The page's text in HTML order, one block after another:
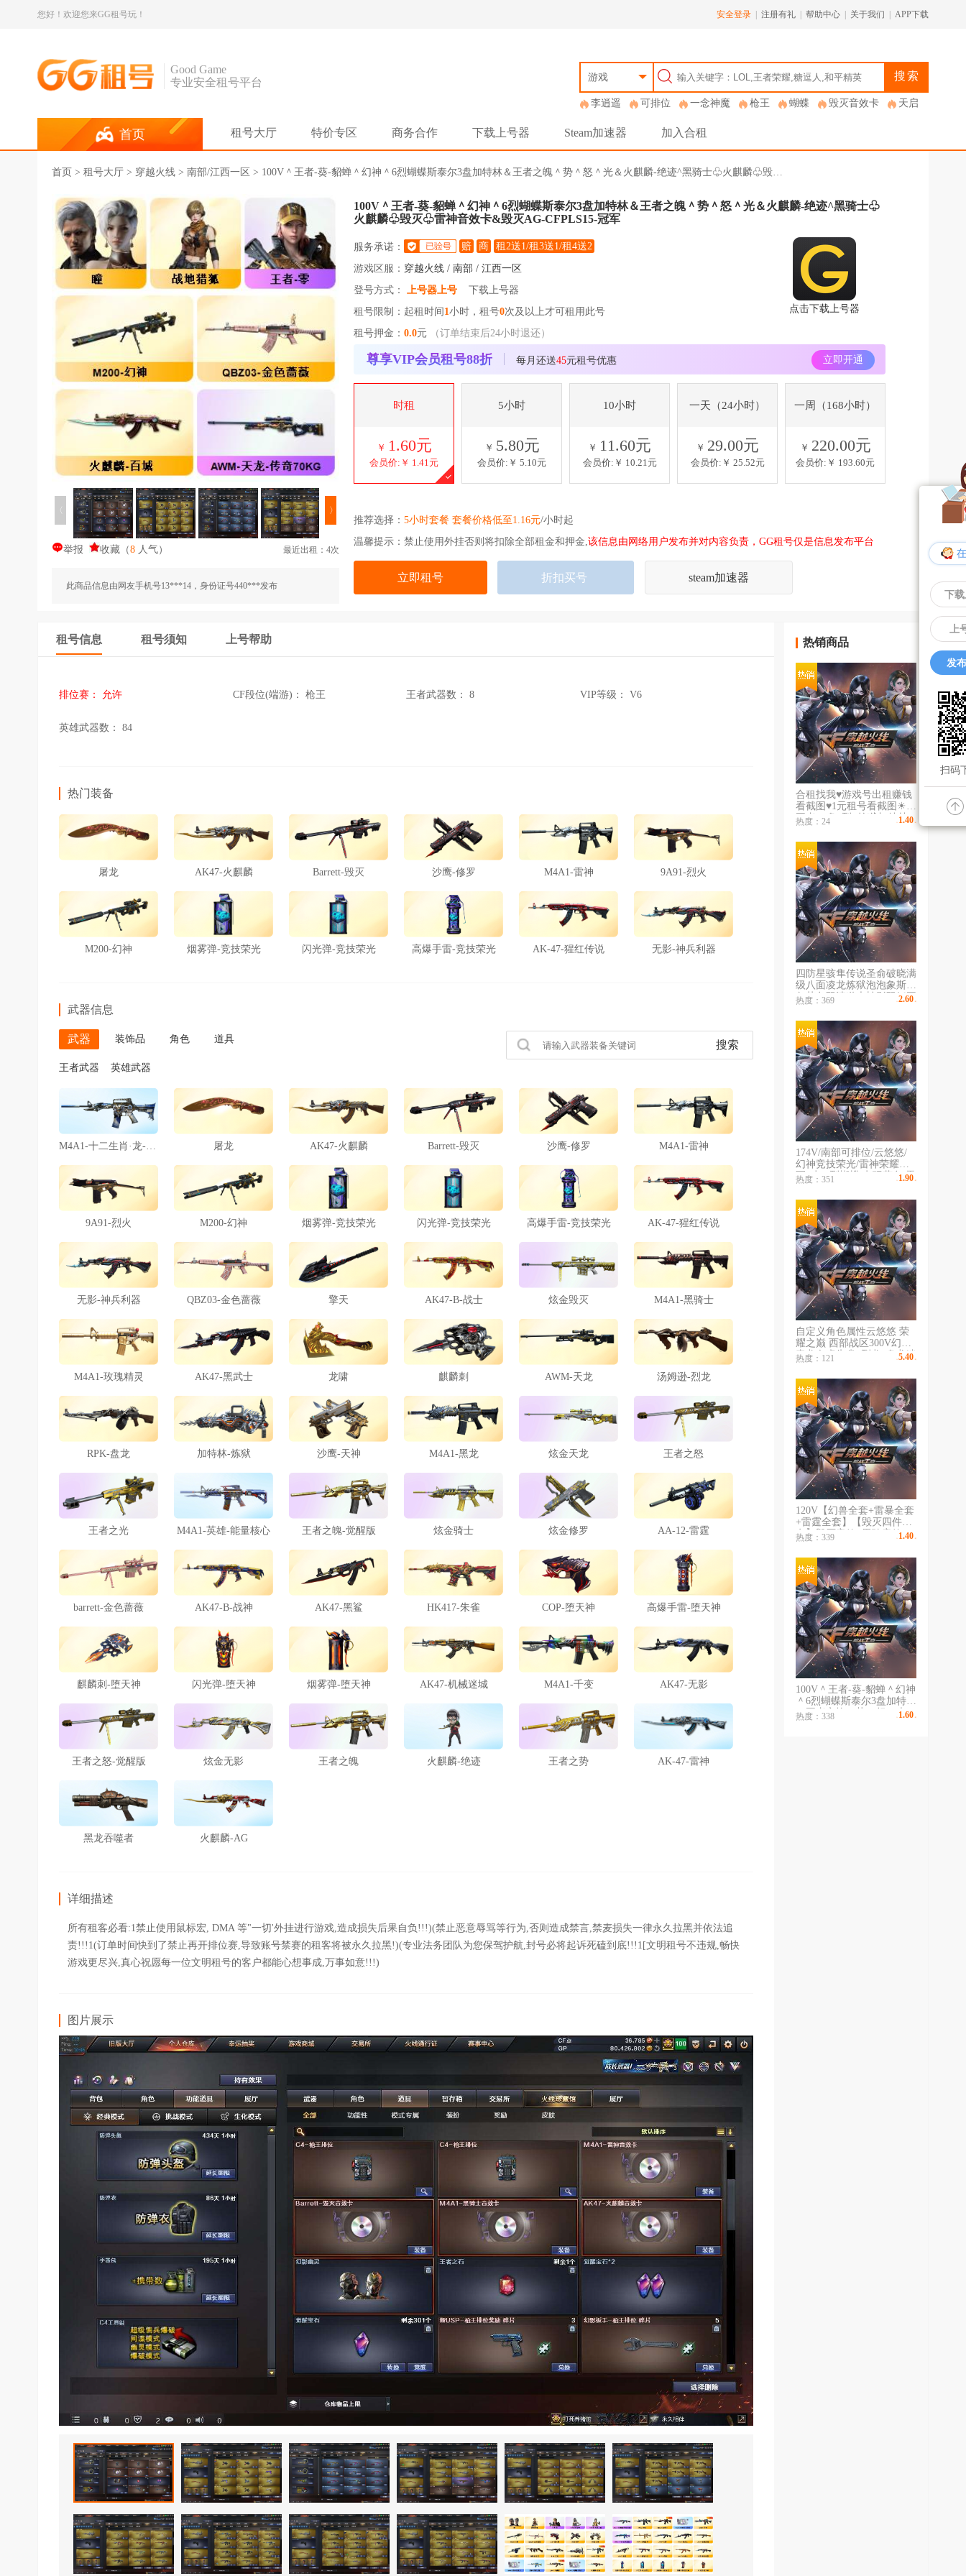
您好！欢迎您来GG租号玩！ 安全登录 注册有礼 帮助中心 关于我们 APP下载
Good Game
专业安全租号平台
游戏 搜索
李逍遥 可排位 一念神魔 枪王 蝴蝶 毁灭音效卡 天启
首页 租号大厅 特价专区 商务合作 下载上号器 Steam加速器 加入合租
首页 > 租号大厅 > 穿越火线 > 南部/江西一区 > 100V＾王者-葵-貂蝉＾幻神＾6烈蝴蝶斯泰尔3盘加特林＆王者之魄＾势＾怒＾光＆火麒麟-绝迹^黑骑士♧火麒麟♧毁…
〈 〉
举报 收藏 （8 人气） 最近出租：4次
此商品信息由网友手机号13***14，身份证号440***发布
点击下载上号器
100V＾王者-葵-貂蝉＾幻神＾6烈蝴蝶斯泰尔3盘加特林＆王者之魄＾势＾怒＾光＆火麒麟-绝迹^黑骑士♧
火麒麟♧毁灭♧雷神音效卡&毁灭AG-CFPLS15-冠军
服务承诺： 赔 商 租2送1/租3送1/租4送2
游戏区服： 穿越火线 / 南部 / 江西一区
登号方式：
上号器上号
下载上号器
租号限制：起租时间 1小时，租号0次及以上才可租用此号
租号押金： 0.0元 （订单结束后24小时退还）
尊享VIP会员租号88折 每月还送45元租号优惠 立即开通
时租
￥ 1.60元
会员价:￥ 1.41元
5小时
￥ 5.80元
会员价:￥ 5.10元
10小时
￥ 11.60元
会员价:￥ 10.21元
一天（24小时）
￥ 29.00元
会员价:￥ 25.52元
一周（168小时）
￥ 220.00元
会员价:￥ 193.60元
推荐选择： 5小时套餐 套餐价格低至1.16元/小时起
温馨提示：禁止使用外挂否则将扣除全部租金和押金,该信息由网络用户发布并对内容负责，GG租号仅是信息发布平台
立即租号 折扣买号 steam加速器
租号信息 租号须知 上号帮助
排位赛： 允许 CF段位(端游)： 枪王 王者武器数： 8 VIP等级： V6
英雄武器数： 84
热门装备
屠龙 AK47-火麒麟 Barrett-毁灭 沙鹰-修罗 M4A1-雷神 9A91-烈火
M200-幻神 烟雾弹-竞技荣光 闪光弹-竞技荣光 高爆手雷-竞技荣光 AK-47-猩红传说 无影-神兵利器
武器信息
武器 装饰品 角色 道具
王者武器 英雄武器
搜索
M4A1-十二生肖·龙-雷神 屠龙 AK47-火麒麟 Barrett-毁灭 沙鹰-修罗 M4A1-雷神
9A91-烈火 M200-幻神 烟雾弹-竞技荣光 闪光弹-竞技荣光 高爆手雷-竞技荣光 AK-47-猩红传说
无影-神兵利器 QBZ03-金色蔷薇 擎天 AK47-B-战士 炫金毁灭 M4A1-黑骑士
M4A1-玫瑰精灵 AK47-黑武士 龙啸 麒麟刺 AWM-天龙 汤姆逊-烈龙
RPK-盘龙 加特林-炼狱 沙鹰-天神 M4A1-黑龙 炫金天龙 王者之怒
王者之光 M4A1-英雄-能量核心 王者之魄-觉醒版 炫金骑士 炫金修罗 AA-12-雷霆
barrett-金色蔷薇 AK47-B-战神 AK47-黑鲨 HK417-朱雀 COP-堕天神 高爆手雷-堕天神
麒麟刺-堕天神 闪光弹-堕天神 烟雾弹-堕天神 AK47-机械迷城 M4A1-千变 AK47-无影
王者之怒-觉醒版 炫金无影 王者之魄 火麒麟-绝迹 王者之势 AK-47-雷神
黑龙吞噬者 火麒麟-AG
详细描述
所有租客必看:1禁止使用鼠标宏, DMA 等"一切'外挂进行游戏,造成损失后果自负!!!)(禁止恶意辱骂等行为,否则造成禁言,禁麦损失一律永久拉黑并依法追
责!!!1(订单时间快到了禁止再开排位赛,导致账号禁赛的租客将被永久拉黑!)(专业法务团队为您保驾护航,封号必将起诉死磕到底!!!1[文明租号不违规,畅快
游戏更尽兴,真心祝愿每一位文明租号的客户都能心想事成,万事如意!!!)
图片展示
热销商品
合租找我♥游戏号出租赚钱
看截图♥1元租号看截图☀10
王者♥8盘8烈♥炼狱加特林
♥7副7刀♥王者之怒♥暗月无
影♥死亡之眼子弹1000多发
热度：24 1.40
四防星骇隼传说圣俞破晓满
级八面凌龙炼狱泡泡象斯泰
尔萌兔双清道夫蛇影双娇王
者玄武六烈盘炼狱音效卡裁
决音效卡法玛斯天戎玄豹套
金蚀冥王MAC千针刺鲨机
械猎手皮
热度：369 2.60
174V/南部可排位/云悠悠/
幻神竞技荣光/雷神荣耀世
冠+卡/6烈蝴蝶/电玩蓝兔/雷
暴满套/雷霆满套/火麒麟
AG+卡/毁灭荣耀+卡/13
副/19刀/33王者炫金
热度：351 1.90
自定义角色属性云悠悠 荣
耀之巅 西部战区300V幻神
青龙白虎朱雀6烈龙6盘龙迷
迭香新海豹幻神看图
热度：121 5.40
120V【幻兽全套+雷暴全套
+雷霆全套】【毁灭四件
套】毁灭音效+黑骑音效
+竞魂新星音效/毁灭星空耀
金/雷神星空/AG火麒麟/十
几把王者炫金武器/具备挑
战强化装备
热度：339 1.40
100V＾王者-葵-貂蝉＾幻神
＾6烈蝴蝶斯泰尔3盘加特林
＆王者之魄＾势＾怒＾光＆
火麒麟-绝迹^黑骑士♧火麒
热度：338 1.60
下
上
发
扫码